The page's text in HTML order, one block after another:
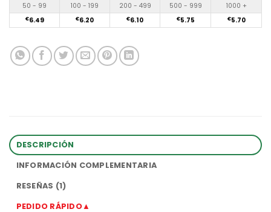
50 - 99 100 - 199 200 - 499 500 - 999 1000 +
€6.49 €6.20 €6.10 €5.75 €5.70
DESCRIPCIÓN
INFORMACIÓN COMPLEMENTARIA
RESEÑAS (1)
PEDIDO RÁPIDO▲